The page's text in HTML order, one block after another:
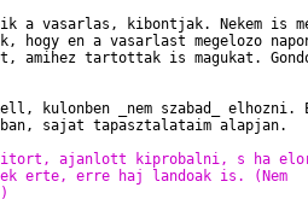
a vasarlas, kibontjak. Nekem is
hogy en a vasarlast megelozo
amihez tartottak is magukat.
kulonben _nem szabad_ elhozni.
ban, sajat tapasztalataim alapjan.
ajanlott kiprobalni, s ha
erte, erre haj landoak is. (Nem